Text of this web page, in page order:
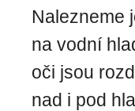
Nalezneme
na vodní
oči jsou
nad i pod